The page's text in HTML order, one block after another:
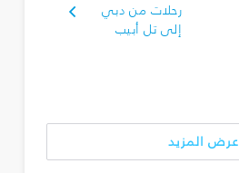
رحلات من دبي
إلى تل أبيب
عرض المزيد